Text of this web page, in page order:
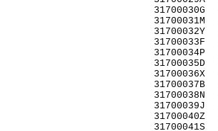
31700030G
31700031M
31700032Y
31700033F
31700034P
31700035D
31700036X
31700037B
31700038N
31700039J
31700040Z
31700041S